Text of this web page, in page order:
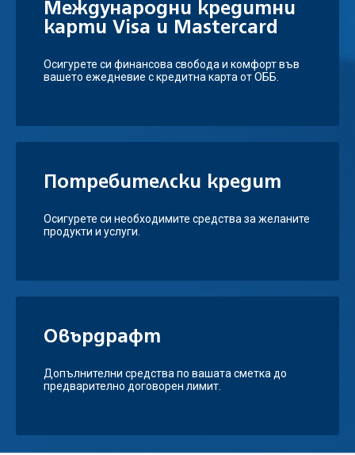
Международни кредитни
карти Visa и Mastercard
Осигурете си финансова свобода и комфорт във
вашето ежедневие с кредитна карта от ОББ.
Потребителски кредит
Осигурете си необходимите средства за желаните
продукти и услуги.
Овърдрафт
Допълнителни средства по вашата сметка до
предварително договорен лимит.